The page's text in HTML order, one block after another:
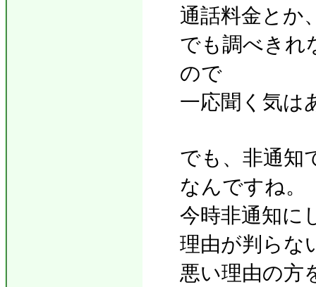
通話料金とか
でも調べきれ
ので
一応聞く気は
でも、非通知
なんですね。
今時非通知に
理由が判らな
悪い理由の方